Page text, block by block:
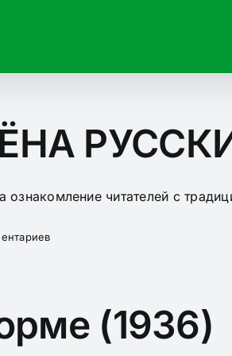
читателей с
(1936)